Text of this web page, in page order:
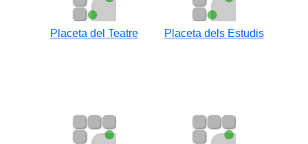
Placeta del Teatre Placeta dels Estudis